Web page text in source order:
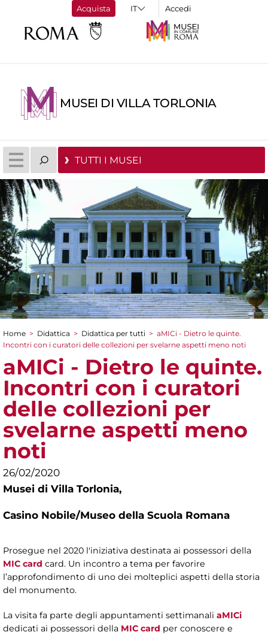
Acquista Accedi
MUSEI DI VILLA TORLONIA
TUTTI I MUSEI
Tu sei qui
Home > Didattica > Didattica per tutti > aMICi - Dietro le quinte.
Incontri con i curatori delle collezioni per svelarne aspetti meno noti
aMICi - Dietro le quinte.
Incontri con i curatori
delle collezioni per
svelarne aspetti meno
noti
26/02/2020
Musei di Villa Torlonia,
Casino Nobile/Museo della Scuola Romana
Prosegue nel 2020 l'iniziativa destinata ai possessori della
MIC card card. Un incontro a tema per favorire
l’approfondimento di uno dei molteplici aspetti della storia
del monumento.
La visita fa parte degli appuntamenti settimanali aMICi
dedicati ai possessori della MIC card per conoscere e